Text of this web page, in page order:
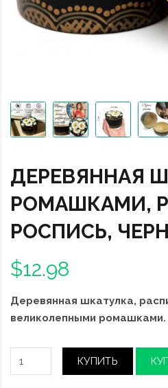
ДЕРЕВЯННАЯ
РОМАШКАМИ,
РОСПИСЬ,
$12.98
Деревянная шкатулка,
великолепными
КУПИТЬ